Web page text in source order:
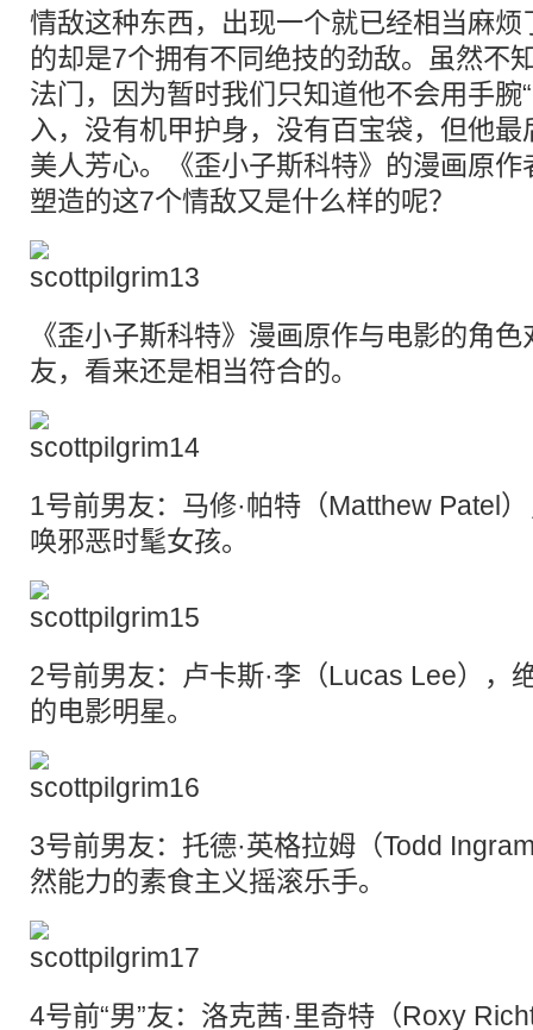
情敌这种东西，出现一个就已经相当麻
的却是7个拥有不同绝技的劲敌。虽然不
法门，因为暂时我们只知道他不会用手腕
入，没有机甲护身，没有百宝袋，但他
美人芳心。《歪小子斯科特》的漫画原作
塑造的这7个情敌又是什么样的呢？
《歪小子斯科特》漫画原作与电影的角
友，看来还是相当符合的。
1号前男友：马修·帕特（Matthew Patel
唤邪恶时髦女孩。
2号前男友：卢卡斯·李（Lucas Lee），
的电影明星。
3号前男友：托德·英格拉姆（Todd
然能力的素食主义摇滚乐手。
4号前“男”友：洛克茜·里奇特（Roxy